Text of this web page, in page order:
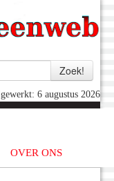
6 augustus 2026
OVER ONS